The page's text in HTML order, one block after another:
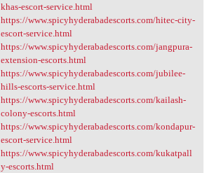
khas-escort-service.html
https://www.spicyhyderabadescorts.com/hitec-city-
escort-service.html
https://www.spicyhyderabadescorts.com/jangpura-
extension-escorts.html
https://www.spicyhyderabadescorts.com/jubilee-
hills-escorts-service.html
https://www.spicyhyderabadescorts.com/kailash-
colony-escorts.html
https://www.spicyhyderabadescorts.com/kondapur-
escort-service.html
https://www.spicyhyderabadescorts.com/kukatpall
y-escorts.html